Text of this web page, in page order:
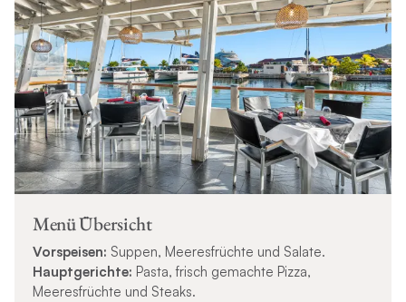
Menü Übersicht
Vorspeisen: Suppen, Meeresfrüchte und Salate.
Hauptgerichte: Pasta, frisch gemachte Pizza,
Meeresfrüchte und Steaks.